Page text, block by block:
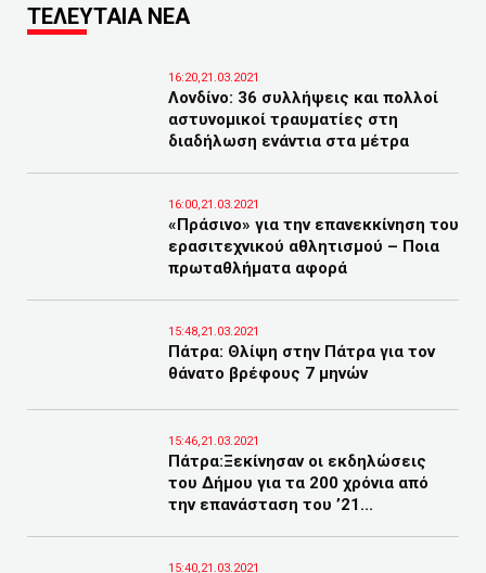
ΤΕΛΕΥΤΑΙΑ ΝΕΑ
16:20,21.03.2021
Λονδίνο: 36 συλλήψεις και πολλοί
αστυνομικοί τραυματίες στη
διαδήλωση ενάντια στα μέτρα
16:00,21.03.2021
«Πράσινο» για την επανεκκίνηση του
ερασιτεχνικού αθλητισμού – Ποια
πρωταθλήματα αφορά
15:48,21.03.2021
Πάτρα: Θλίψη στην Πάτρα για τον
θάνατο βρέφους 7 μηνών
15:46,21.03.2021
Πάτρα:Ξεκίνησαν οι εκδηλώσεις
του Δήμου για τα 200 χρόνια από
την επανάσταση του ’21...
15:40,21.03.2021